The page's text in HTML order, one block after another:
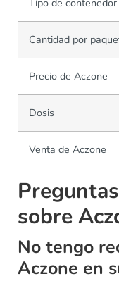
Tipo de contenedor
Cantidad por
Precio de Aczone
Dosis
Venta de Aczone
sobre
No tengo
Aczone en